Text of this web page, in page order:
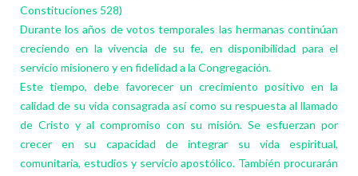
Constituciones 528)
Durante los años de votos temporales las hermanas continúan
creciendo en la vivencia de su fe, en disponibilidad para el
servicio misionero y en fidelidad a la Congregación.
Este tiempo, debe favorecer un crecimiento positivo en la
calidad de su vida consagrada así como su respuesta al llamado
de Cristo y al compromiso con su misión. Se esfuerzan por
crecer en su capacidad de integrar su vida espiritual,
comunitaria, estudios y servicio apostólico. También procurarán